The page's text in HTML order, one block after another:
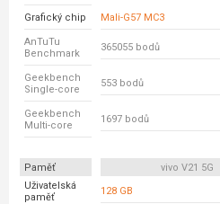
Grafický chip Mali-G57 MC3
AnTuTu
Benchmark
365055 bodů
Geekbench
Single-core
553 bodů
Geekbench
Multi-core
1697 bodů
Paměť vivo V21 5G
Uživatelská
paměť
128 GB